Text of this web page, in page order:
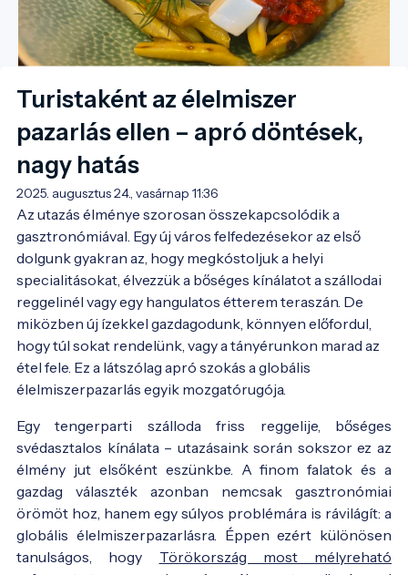
Turistaként az élelmiszer
pazarlás ellen – apró döntések,
nagy hatás
2025. augusztus 24., vasárnap 11:36
Az utazás élménye szorosan összekapcsolódik a
gasztronómiával. Egy új város felfedezésekor az első
dolgunk gyakran az, hogy megkóstoljuk a helyi
specialitásokat, élvezzük a bőséges kínálatot a szállodai
reggelinél vagy egy hangulatos étterem teraszán. De
miközben új ízekkel gazdagodunk, könnyen előfordul,
hogy túl sokat rendelünk, vagy a tányérunkon marad az
étel fele. Ez a látszólag apró szokás a globális
élelmiszerpazarlás egyik mozgatórugója.
Egy tengerparti szálloda friss reggelije, bőséges
svédasztalos kínálata – utazásaink során sokszor ez az
élmény jut elsőként eszünkbe. A finom falatok és a
gazdag választék azonban nemcsak gasztronómiai
örömöt hoz, hanem egy súlyos problémára is rávilágít: a
globális élelmiszerpazarlásra. Éppen ezért különösen
tanulságos, hogy Törökország most mélyreható